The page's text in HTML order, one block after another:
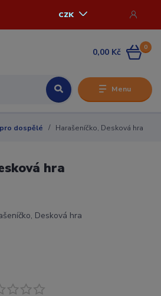
Menu
CZK
0
0,00 Kč
dospělé Harašeníčko, Desková hra
hra